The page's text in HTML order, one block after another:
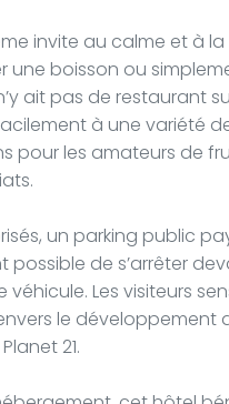
invite au calme et à
une boisson ou
ait pas de restaurant
à une variété
pour les amateurs de
un parking public
possible de s’arrêter
Les visiteurs
le
21.